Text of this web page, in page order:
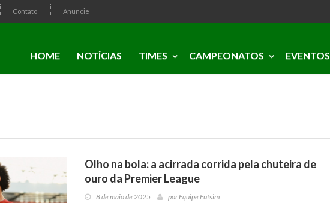
Contato Anuncie
HOME NOTÍCIAS TIMES CAMPEONATOS EVENTOS
Olho na bola: a acirrada corrida pela chuteira de
ouro da Premier League
8 de maio de 2025 porEquipe Futsim